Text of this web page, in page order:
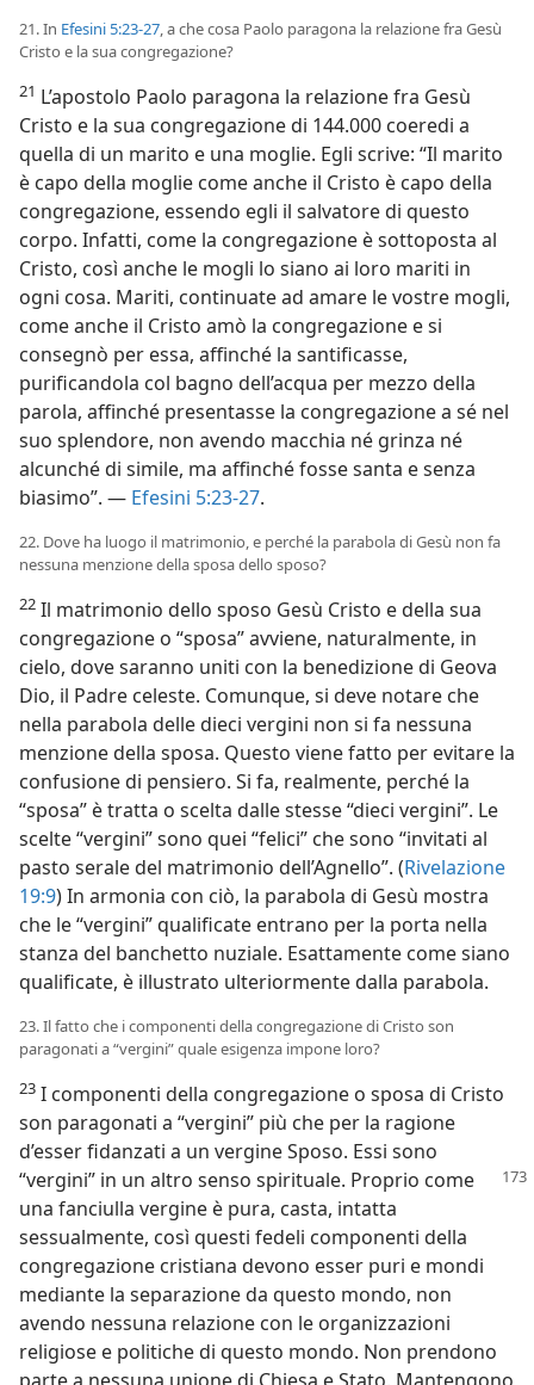
21. In Efesini 5:23-27, a che cosa Paolo paragona la relazione fra Gesù
Cristo e la sua congregazione?
21 L’apostolo Paolo paragona la relazione fra Gesù
Cristo e la sua congregazione di 144.000 coeredi a
quella di un marito e una moglie. Egli scrive: “Il marito
è capo della moglie come anche il Cristo è capo della
congregazione, essendo egli il salvatore di questo
corpo. Infatti, come la congregazione è sottoposta al
Cristo, così anche le mogli lo siano ai loro mariti in
ogni cosa. Mariti, continuate ad amare le vostre mogli,
come anche il Cristo amò la congregazione e si
consegnò per essa, affinché la santificasse,
purificandola col bagno dell’acqua per mezzo della
parola, affinché presentasse la congregazione a sé nel
suo splendore, non avendo macchia né grinza né
alcunché di simile, ma affinché fosse santa e senza
biasimo”. — Efesini 5:23-27.
22. Dove ha luogo il matrimonio, e perché la parabola di Gesù non fa
nessuna menzione della sposa dello sposo?
22 Il matrimonio dello sposo Gesù Cristo e della sua
congregazione o “sposa” avviene, naturalmente, in
cielo, dove saranno uniti con la benedizione di Geova
Dio, il Padre celeste. Comunque, si deve notare che
nella parabola delle dieci vergini non si fa nessuna
menzione della sposa. Questo viene fatto per evitare la
confusione di pensiero. Si fa, realmente, perché la
“sposa” è tratta o scelta dalle stesse “dieci vergini”. Le
scelte “vergini” sono quei “felici” che sono “invitati al
pasto serale del matrimonio dell’Agnello”. (Rivelazione
19:9) In armonia con ciò, la parabola di Gesù mostra
che le “vergini” qualificate entrano per la porta nella
stanza del banchetto nuziale. Esattamente come siano
qualificate, è illustrato ulteriormente dalla parabola.
23. Il fatto che i componenti della congregazione di Cristo son
paragonati a “vergini” quale esigenza impone loro?
23 I componenti della congregazione o sposa di Cristo
son paragonati a “vergini” più che per la ragione
d’esser fidanzati a un vergine Sposo. Essi sono
“vergini” in un altro senso spirituale. Proprio come
una fanciulla vergine è pura, casta, intatta
sessualmente, così questi fedeli componenti della
congregazione cristiana devono esser puri e mondi
mediante la separazione da questo mondo, non
avendo nessuna relazione con le organizzazioni
religiose e politiche di questo mondo. Non prendono